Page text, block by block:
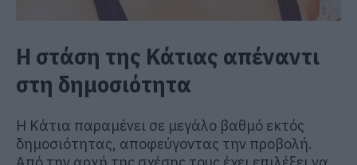
Η στάση της Κάτιας απέναντι
στη δημοσιότητα
Η Κάτια παραμένει σε μεγάλο βαθμό εκτός
δημοσιότητας, αποφεύγοντας την προβολή.